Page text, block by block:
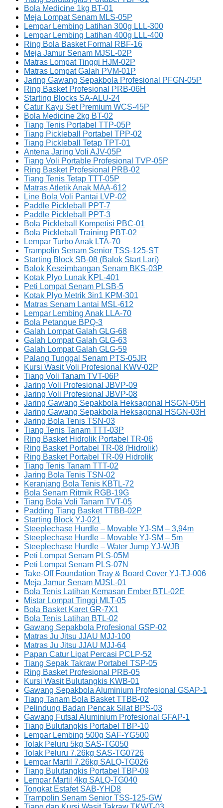
Bola Medicine 1kg BT-01
Meja Lompat Senam MLS-05P
Lempar Lembing Latihan 300g LLL-300
Lempar Lembing Latihan 400g LLL-400
Ring Bola Basket Formal RBF-16
Meja Jamur Senam MJSL-02P
Matras Lompat Tinggi HJM-02P
Matras Lompat Galah PVM-01P
Jaring Gawang Sepakbola Profesional PFGN-05P
Ring Basket Profesional PRB-06H
Starting Blocks SA-ALU-24
Catur Kayu Set Premium WCS-45P
Bola Medicine 2kg BT-02
Tiang Tenis Portabel TTP-05P
Tiang Pickleball Portabel TPP-02
Tiang Pickleball Tetap TPT-01
Antena Jaring Voli AJV-05P
Tiang Voli Portable Profesional TVP-05P
Ring Basket Profesional PRB-02
Tiang Tenis Tetap TTT-05P
Matras Atletik Anak MAA-612
Line Bola Voli Pantai LVP-02
Paddle Pickleball PPT-7
Paddle Pickleball PPT-3
Bola Pickleball Kompetisi PBC-01
Bola Pickleball Training PBT-02
Lempar Turbo Anak LTA-70
Trampolin Senam Senior TSS-125-ST
Starting Block SB-08 (Balok Start Lari)
Balok Keseimbangan Senam BKS-03P
Kotak Plyo Lunak KPL-401
Peti Lompat Senam PLSB-5
Kotak Plyo Metrik 3in1 KPM-301
Matras Senam Lantai MSL-612
Lempar Lembing Anak LLA-70
Bola Petanque BPQ-3
Galah Lompat Galah GLG-68
Galah Lompat Galah GLG-63
Galah Lompat Galah GLG-59
Palang Tunggal Senam PTS-05JR
Kursi Wasit Voli Profesional KWV-02P
Tiang Voli Tanam TVT-06P
Jaring Voli Profesional JBVP-09
Jaring Voli Profesional JBVP-08
Jaring Gawang Sepakbola Heksagonal HSGN-05H
Jaring Gawang Sepakbola Heksagonal HSGN-03H
Jaring Bola Tenis TSN-03
Tiang Tenis Tanam TTT-03P
Ring Basket Hidrolik Portabel TR-06
Ring Basket Portabel TR-08 (Hidrolik)
Ring Basket Portabel TR-09 Hidrolik
Tiang Tenis Tanam TTT-02
Jaring Bola Tenis TSN-02
Keranjang Bola Tenis KBTL-72
Bola Senam Ritmik RGB-19G
Tiang Bola Voli Tanam TVT-05
Padding Tiang Basket TTBB-02P
Starting Block YJ-021
Steeplechase Hurdle – Movable YJ-SM – 3,94m
Steeplechase Hurdle – Movable YJ-SM – 5m
Steeplechase Hurdle – Water Jump YJ-WJB
Peti Lompat Senam PLS-05M
Peti Lompat Senam PLS-07N
Take-Off Foundation Tray & Board Cover YJ-TJ-006
Meja Jamur Senam MJSL-01
Bola Tenis Latihan Kemasan Ember BTL-02E
Mistar Lompat Tinggi MLT-05
Bola Basket Karet GR-7X1
Bola Tenis Latihan BTL-02
Gawang Sepakbola Profesional GSP-02
Matras Ju Jitsu JJAU MJJ-100
Matras Ju Jitsu JJAU MJJ-64
Papan Catur Lipat Percasi PCLP-52
Tiang Sepak Takraw Portabel TSP-05
Ring Basket Profesional PRB-05
Kursi Wasit Bulutangkis KWB-01
Gawang Sepakbola Aluminium Profesional GSAP-1
Tiang Tanam Bola Basket TTBB-02
Pelindung Badan Pencak Silat BPS-03
Gawang Futsal Aluminium Profesional GFAP-1
Tiang Bulutangkis Portabel TBP-10
Lempar Lembing 500g SAF-YG500
Tolak Peluru 5kg SAS-TG050
Tolak Peluru 7.26kg SAS-TG0726
Lempar Martil 7.26kg SALQ-TG026
Tiang Bulutangkis Portabel TBP-09
Lempar Martil 4kg SALQ-TG040
Tongkat Estafet SAB-YHD8
Trampolin Senam Senior TSS-125-GW